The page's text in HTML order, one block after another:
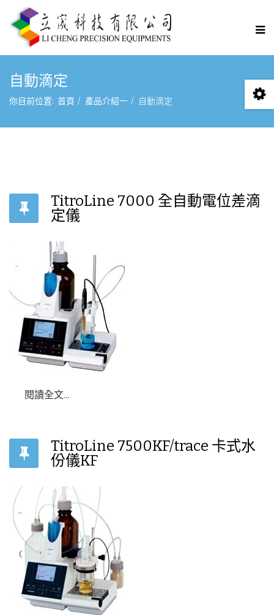
自動滴定
你目前位置: 首頁 產品介紹一 自動滴定
TitroLine 7000 全自動電位差滴
定儀
閱讀全文...
TitroLine 7500KF/trace 卡式水
份儀KF